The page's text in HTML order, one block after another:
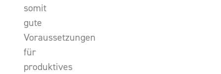
somit
gute
Voraussetzungen
für
produktives